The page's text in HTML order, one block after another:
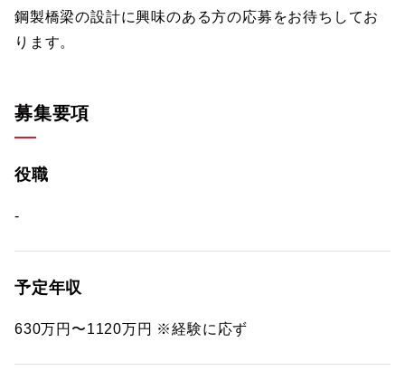
鋼製橋梁の設計に興味のある方の応募をお待ちしてお
ります。
募集要項
役職
-
予定年収
630万円〜1120万円 ※経験に応ず